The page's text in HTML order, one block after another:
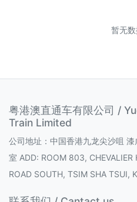
暂无数
粤港澳直通车有限公司 /
Train Limited
公司地址：中国香港九龙尖沙咀
室 ADD: ROOM 803,
ROAD SOUTH, TSIM SHA TSUI,